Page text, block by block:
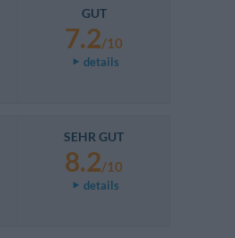
GUT
7.2/10
details
SEHR GUT
8.2/10
details